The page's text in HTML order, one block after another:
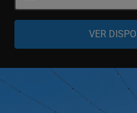
Adulto
2-11 años